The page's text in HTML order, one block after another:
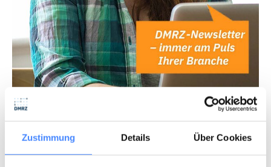
Zustimmung Details Über Cookies
Abonniere unseren Newsletter
Profitiere von den aktuellen News deiner Branche!